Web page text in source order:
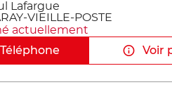
Lafargue
VIEILLE-POSTE
actuellement
Téléphone
Voir